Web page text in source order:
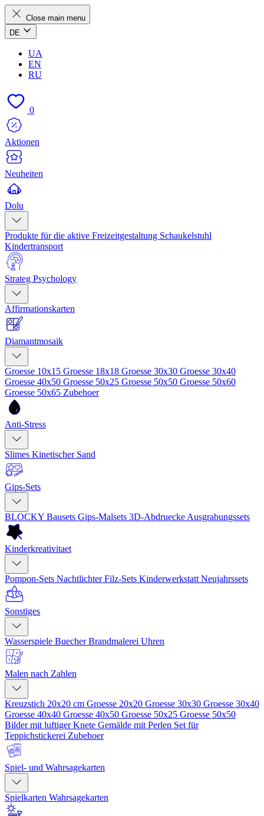
Close main menu
DE
UA
EN
RU
0
Aktionen
Neuheiten
Dolu
Produkte für die aktive Freizeitgestaltung Schaukelstuhl
Kindertransport
Strateg Psychology
Affirmationskarten
Diamantmosaik
Groesse 10x15 Groesse 18x18 Groesse 30x30 Groesse 30x40
Groesse 40x50 Groesse 50x25 Groesse 50x50 Groesse 50x60
Groesse 50x65 Zubehoer
Anti-Stress
Slimes Kinetischer Sand
Gips-Sets
BLOCKY Bausets Gips-Malsets 3D-Abdruecke Ausgrabungssets
Kinderkreativitaet
Pompon-Sets NachtlichterFilz-Sets Kinderwerkstatt Neujahrssets
Sonstiges
Wasserspiele BuecherBrandmalerei Uhren
Malen nach Zahlen
Kreuzstich 20x20 cm Groesse 20x20 Groesse 30x30 Groesse 30x40
Groesse 40x40 Groesse 40x50 Groesse 50x25 Groesse 50x50
Bilder mit luftiger Knete Gemälde mit Perlen Set für
Teppichstickerei Zubehoer
Spiel- und Wahrsagekarten
Spielkarten Wahrsagekarten